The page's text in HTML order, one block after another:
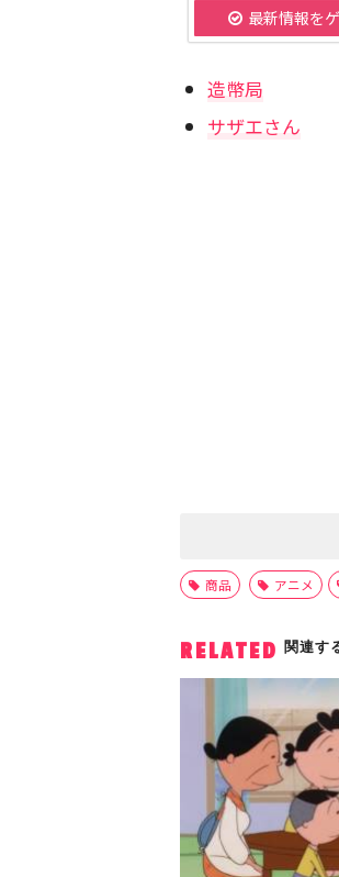
最新情報を
造幣局
サザエさん
商品 アニメ
RELATED 関連す